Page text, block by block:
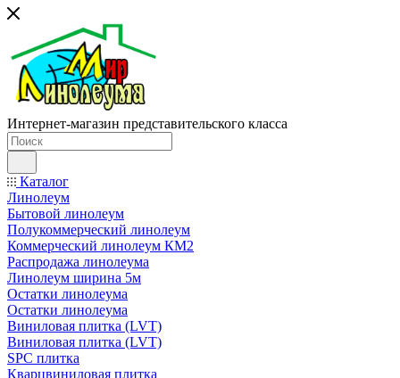
Интернет-магазин представительского класса
Каталог
Линолеум
Бытовой линолеум
Полукоммерческий линолеум
Коммерческий линолеум КМ2
Распродажа линолеума
Линолеум ширина 5м
Остатки линолеума
Остатки линолеума
Виниловая плитка (LVT)
Виниловая плитка (LVT)
SPC плитка
Кварцвиниловая плитка